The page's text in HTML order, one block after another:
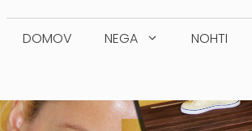
DOMOV NEGA NOHTI